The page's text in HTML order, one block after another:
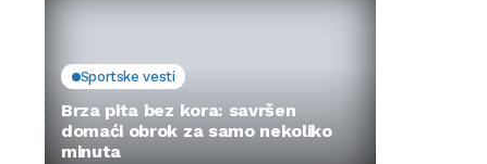
Sportske vesti
Brza pita bez kora: savršen
domaći obrok za samo nekoliko
minuta